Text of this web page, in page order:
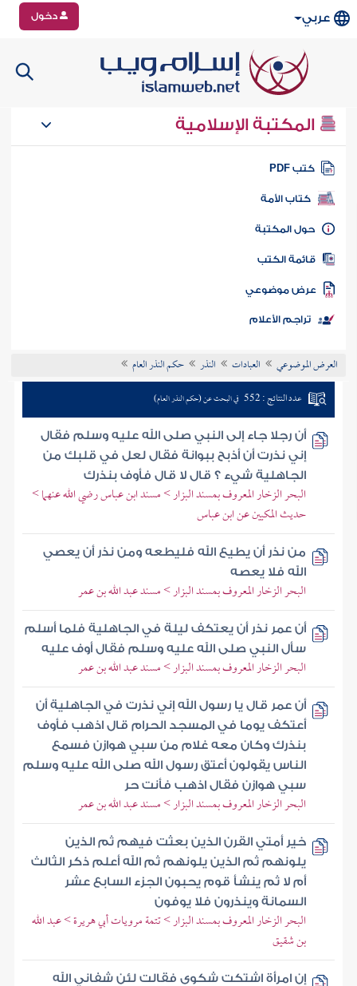
عربي دخول
المكتبة الإسلامية
كتب PDF
كتاب الأمة
المكتبة
الكتب
موضوعي
تراجم الأعلام
العرض الموضوعي العبادات النذر حكم النذر العام
عدد النتائج : 552 في البحث عن (حكم النذر العام)
أن رجلا جاء إلى النبي صلى الله عليه وسلم فقال
إني نذرت أن أذبح ببوانة فقال لعل في قلبك من
الجاهلية شيء ؟ قال لا قال فأوف بنذرك
البحر الزخار المعروف بمسند البزار > مسند ابن عباس رضي الله عنهما >
حديث المكيين عن ابن عباس
من نذر أن يطيع الله فليطعه ومن نذر أن يعصي
الله فلا يعصه
البحر الزخار المعروف بمسند البزار > مسند عبد الله بن عمر
أن عمر نذر أن يعتكف ليلة في الجاهلية فلما أسلم
سأل النبي صلى الله عليه وسلم فقال أوف عليه
البحر الزخار المعروف بمسند البزار > مسند عبد الله بن عمر
أن عمر قال يا رسول الله إني نذرت في الجاهلية أن
أعتكف يوما في المسجد الحرام قال اذهب فأوف
بنذرك وكان معه غلام من سبي هوازن فسمع
الناس يقولون أعتق رسول الله صلى الله عليه وسلم
سبي هوازن فقال اذهب فأنت حر
البحر الزخار المعروف بمسند البزار > مسند عبد الله بن عمر
خير أمتي القرن الذين بعثت فيهم ثم الذين
يلونهم ثم الذين يلونهم ثم الله أعلم ذكر الثالث
أم لا ثم ينشأ قوم يحبون الجزء السابع عشر
السمانة وينذرون فلا يوفون
البحر الزخار المعروف بمسند البزار > تتمة مرويات أبي هريرة > عبد الله
بن شقيق
إن امرأة اشتكت شكوى فقالت لئن شفاني الله